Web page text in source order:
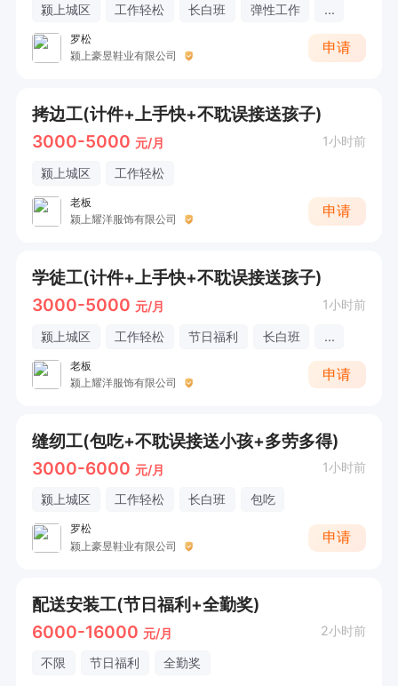
颍上城区 工作轻松 长白班 弹性工作 ...
罗松
颍上豪昱鞋业有限公司
申请
拷边工(计件+上手快+不耽误接送孩子)
3000-5000 元/月 1小时前
颍上城区 工作轻松
老板
颍上耀洋服饰有限公司
申请
学徒工(计件+上手快+不耽误接送孩子)
3000-5000 元/月 1小时前
颍上城区 工作轻松 节日福利 长白班 ...
老板
颍上耀洋服饰有限公司
申请
缝纫工(包吃+不耽误接送小孩+多劳多得)
3000-6000 元/月 1小时前
颍上城区 工作轻松 长白班 包吃
罗松
颍上豪昱鞋业有限公司
申请
配送安装工(节日福利+全勤奖)
6000-16000 元/月 2小时前
不限 节日福利 全勤奖